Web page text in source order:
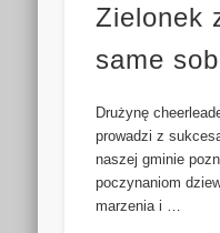
Zielonek
same
Drużynę
prowadzi z
naszej gminie
poczynaniom
marzenia i …